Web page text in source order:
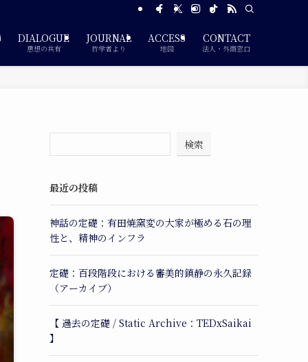
DIALOGUE
思想の共有
JOURNAL
哲学者より
ACCESS
地図
CONTACT
法人・外商窓口
検索
最近の投稿
神話の定礎：有田焼窯変の大家が極める石の理
性と、精神のインフラ
定礎：百段階段における審美的鎮静の永久記録
（アーカイブ）
【 過去の定礎 / Static Archive：TEDxSaikai
】